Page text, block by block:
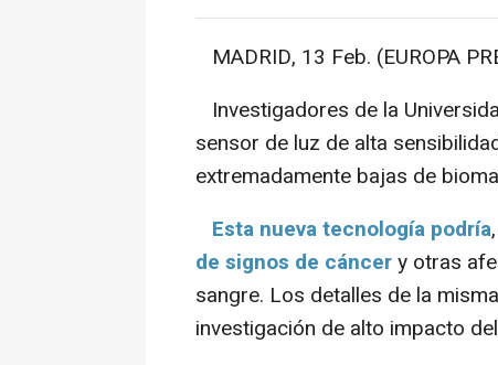
MADRID, 13 Feb. (EUROPA
Investigadores de la
sensor de luz de alta
extremadamente bajas de
Esta nueva tecnología podría
de signos de cáncery otras
sangre. Los detalles de la
investigación de alto impacto